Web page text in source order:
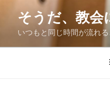
ン
そうだ、教会
いつもと同じ時間が流れ